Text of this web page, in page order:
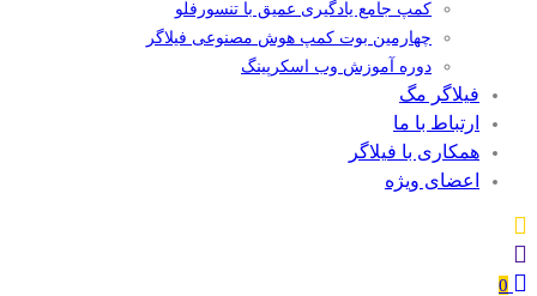
کمپ جامع یادگیری عمیق با تنسورفلو
چهارمین بوت کمپ هوش مصنوعی فیلاگر
دوره آموزش وب اسکرپینگ
فیلاگر مگ
ارتباط با ما
همکاری با فیلاگر
اعضای ویژه
0